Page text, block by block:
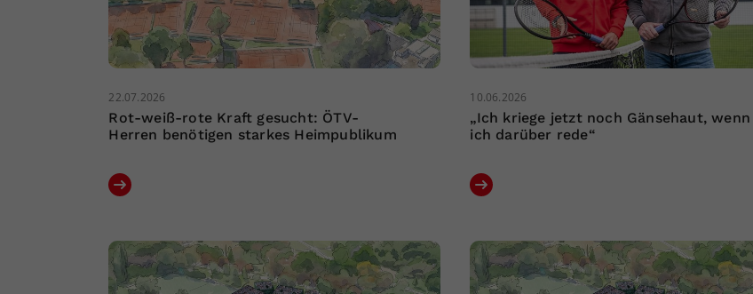
22.07.2026
Rot-weiß-rote Kraft gesucht: ÖTV-
Herren benötigen starkes Heimpublikum
10.06.2026
„Ich kriege jetzt noch Gänsehaut, wenn
ich darüber rede“